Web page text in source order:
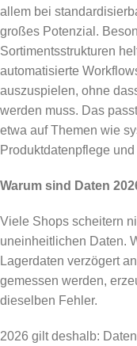
allem bei
großes Potenzial.
Sortimentsstrukturen
automatisierte
auszuspielen, ohne
werden muss. Das
etwa auf Themen wie
Produktdatenpflege
Warum sind Daten
Viele Shops scheitern
uneinheitlichen Daten.
Lagerdaten verzögert
gemessen werden,
dieselben Fehler.
2026 gilt deshalb: